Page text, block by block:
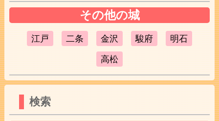
その他の城
江戸 二条 金沢 駿府 明石
高松
検索